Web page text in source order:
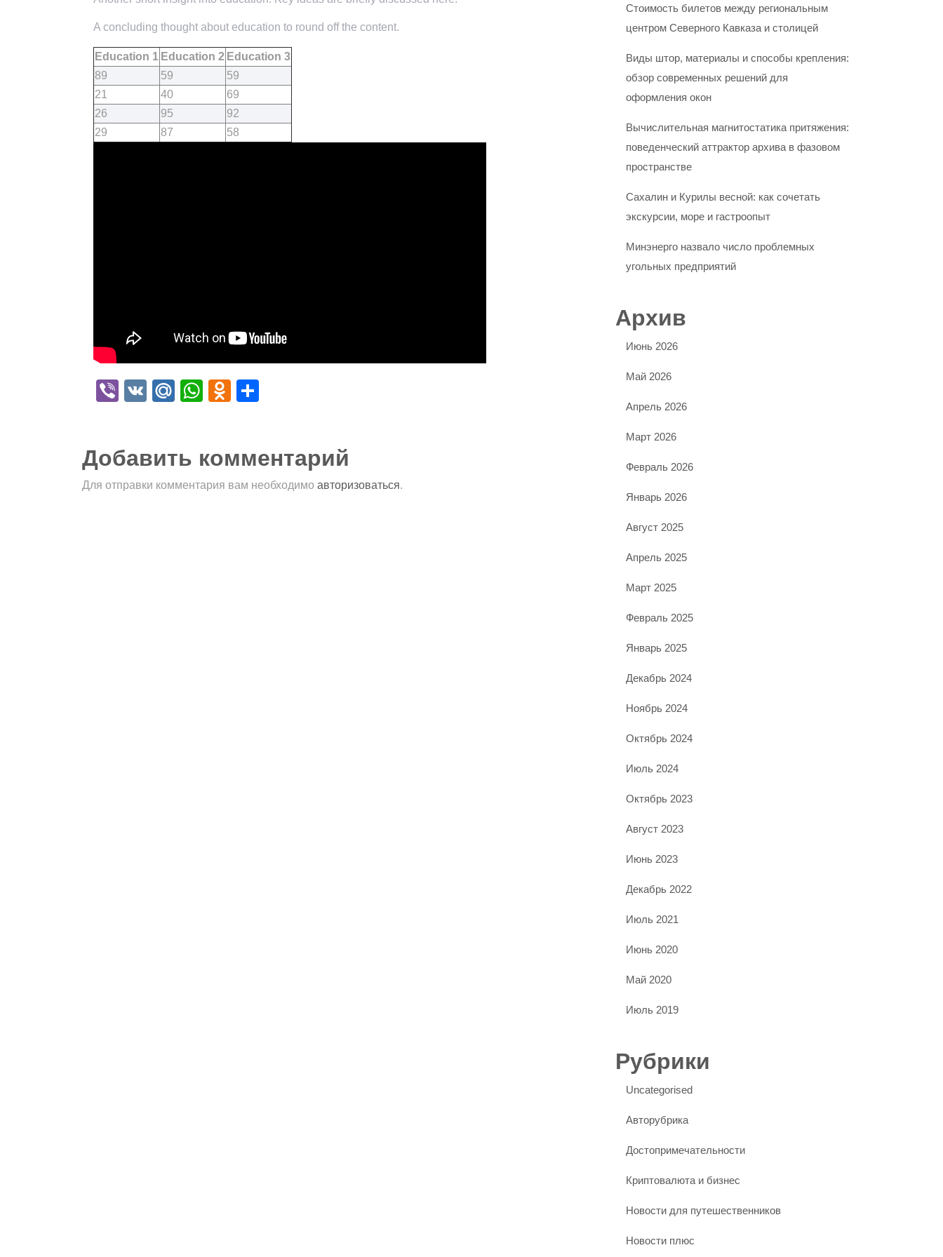
A concluding thought about education to round off the content.
Education 1 Education 2 Education 3
89
59
59
21
40
69
26
95
92
29
87 58
Viber
VK Mail.Ru
WhatsApp
Odnoklassniki
Добавить комментарий
Для отправки комментария вам необходимо авторизоваться.
Стоимость билетов между региональным
центром Северного Кавказа и столицей
Виды штор, материалы и способы крепления:
обзор современных решений для
оформления окон
Вычислительная магнитостатика притяжения:
поведенческий аттрактор архива в фазовом
пространстве
Сахалин и Курилы весной: как сочетать
экскурсии, море и гастроопыт
Минэнерго назвало число проблемных
угольных предприятий
Архив
Июнь 2026
Май 2026
Апрель 2026
Март 2026
Февраль 2026
Январь 2026
Август 2025
Апрель 2025
Март 2025
Февраль 2025
Январь 2025
Декабрь 2024
Ноябрь 2024
Октябрь 2024
Июль 2024
Октябрь 2023
Август 2023
Июнь 2023
Декабрь 2022
Июль 2021
Июнь 2020
Май 2020
Июль 2019
Рубрики
Uncategorised
Авторубрика
Достопримечательности
Криптовалюта и бизнес
Новости для путешественников
Новости плюс